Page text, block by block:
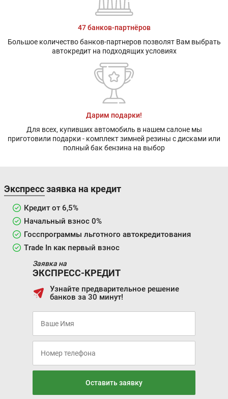
47 банков-партнёров
Большое количество банков-партнеров позволят Вам выбрать
автокредит на подходящих условиях
Дарим подарки!
Для всех, купивших автомобиль в нашем салоне мы
приготовили подарки - комплект зимней резины с дисками или
полный бак бензина на выбор
Экспресс заявка на кредит
Кредит от 6,5%
Начальный взнос 0%
Госспрограммы льготного автокредитования
Trade In как первый взнос
Заявка на
ЭКСПРЕСС-КРЕДИТ
Узнайте предварительное решение
банков за 30 минут!
Оставить заявку